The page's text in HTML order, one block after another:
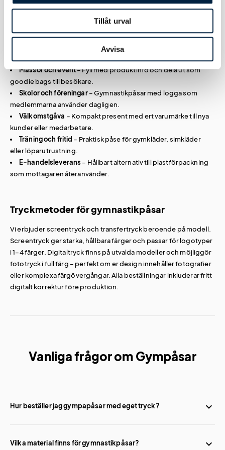
Tillåt urval
Avvisa
Användningsområden för gympapåsar med
Mässor och event– Fyll med produktinfo och dela ut som
goodie bags till besökare.
Skolor och föreningar– Gymnastikpåsar med logga som
medlemmarna använder dagligen.
Välkomstgåva – Kompakt present med ert varumärke till nya
kunder eller medarbetare.
Träning och fritid – Praktisk påse för gymkläder, simkläder
eller löparutrustning.
E-handelsleverans– Hållbart alternativ till plastförpackning
som mottagaren återanvänder.
Tryckmetoder för gymnastikpåsar
Vi erbjuder screentryck och transfertryck beroende på modell.
Screentryck ger starka, hållbara färger och passar för logotyper
i 1–4 färger. Digitaltryck finns på utvalda modeller och möjliggör
fototryck i full färg – perfekt om er design innehåller fotografier
eller komplexa färgövergångar. Alla beställningar inkluderar fritt
digitalt korrektur före produktion.
Vanliga frågor om Gympåsar
Hur beställer jag gympapåsar med eget tryck?
och godkänn korrekturet innan vi startar produktion. Du kan
Vilka material finns för gymnastikpåsar?